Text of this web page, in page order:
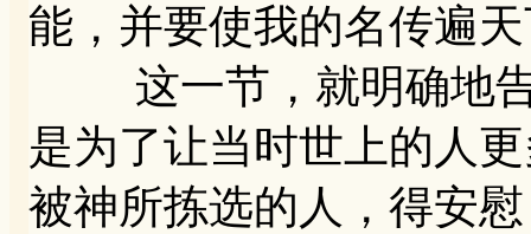
能，并要使我的名传遍
这一节，就明确地告
是为了让当时世上的人
被神所拣选的人，得安